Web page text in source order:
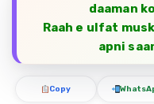
daaman
Raah e ulfat
apni
Copy